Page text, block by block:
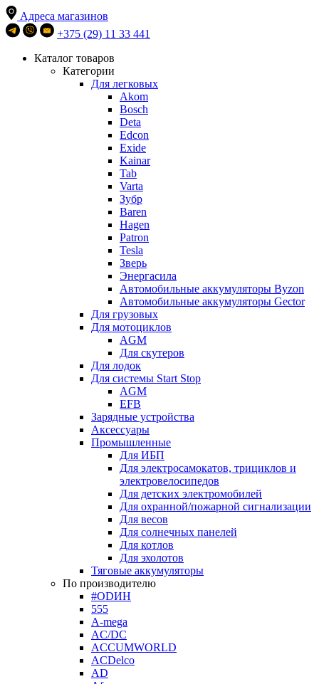
Адреса магазинов
+375 (29) 11 33 441
Каталог товаров
Категории
Для легковых
Akom
Bosch
Deta
Edcon
Exide
Kainar
Tab
Varta
Зубр
Baren
Hagen
Patron
Tesla
Зверь
Энергасила
Автомобильные аккумуляторы Byzon
Автомобильные аккумуляторы Gector
Для грузовых
Для мотоциклов
AGM
Для скутеров
Для лодок
Для системы Start Stop
AGM
EFB
Зарядные устройства
Аксессуары
Промышленные
Для ИБП
Для электросамокатов, трициклов и
электровелосипедов
Для детских электромобилей
Для охранной/пожарной сигнализации
Для весов
Для солнечных панелей
Для котлов
Для эхолотов
Тяговые аккумуляторы
По производителю
#ODИН
555
A-mega
AC/DC
ACCUMWORLD
ACDelco
AD